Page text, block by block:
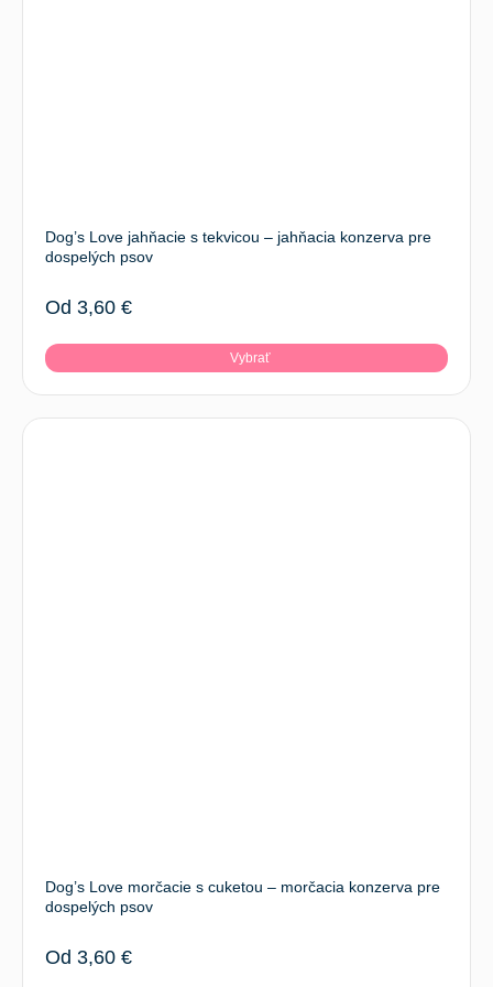
Dog’s Love jahňacie s tekvicou – jahňacia konzerva pre
dospelých psov
Od 3,60 €
Vybrať
Dog’s Love morčacie s cuketou – morčacia konzerva pre
dospelých psov
Od 3,60 €